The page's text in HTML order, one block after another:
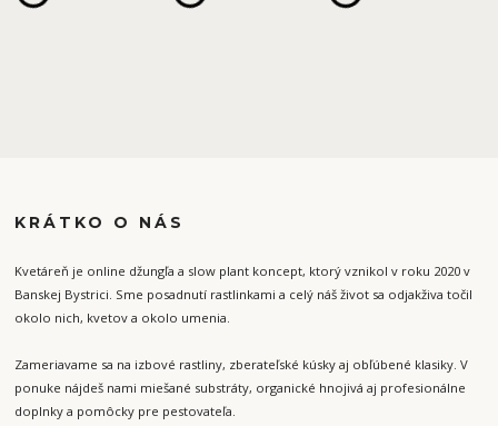
KRÁTKO O NÁS
Kvetáreň je online džungľa a slow plant koncept, ktorý vznikol v roku 2020 v
Banskej Bystrici. Sme posadnutí rastlinkami a celý náš život sa odjakživa točil
okolo nich, kvetov a okolo umenia.
Zameriavame sa na izbové rastliny, zberateľské kúsky aj obľúbené klasiky. V
ponuke nájdeš nami miešané substráty, organické hnojivá aj profesionálne
doplnky a pomôcky pre pestovateľa.